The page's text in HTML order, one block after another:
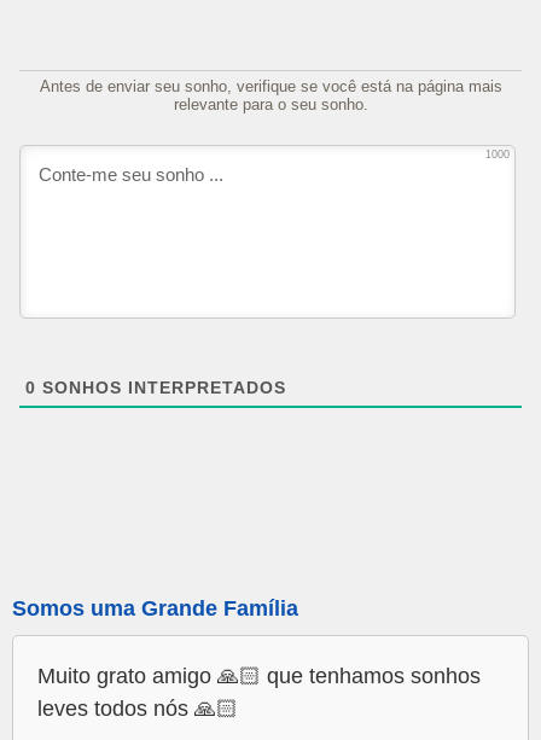
Antes de enviar seu sonho, verifique se você está na página mais
relevante para o seu sonho.
1000
0 SONHOS INTERPRETADOS
Somos uma Grande Família
Muito grato amigo 🙏🏻 que tenhamos sonhos
leves todos nós 🙏🏻